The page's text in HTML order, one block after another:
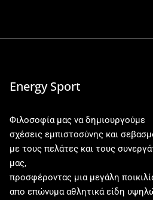
Energy Sport
Φιλοσοφία μας να δημιουργούμε
σχέσεις εμπιστοσύνης και
με τους πελάτες και τους
μας,
προσφέροντας μια μεγάλη
απο επώνυμα αθλητικά είδη